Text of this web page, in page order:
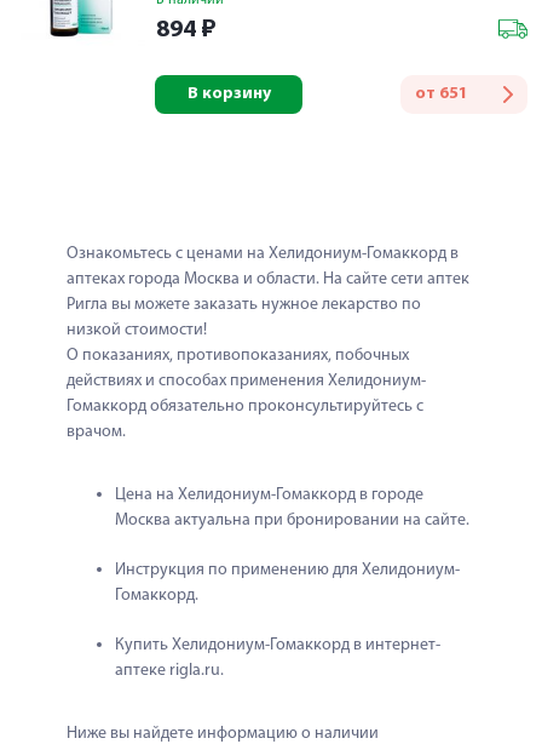
894 ₽
от 651
В корзину
Ознакомьтесь с ценами на Хелидониум-Гомаккорд в
аптеках города Москва и области. На сайте сети аптек
Ригла вы можете заказать нужное лекарство по
низкой стоимости!
О показаниях, противопоказаниях, побочных
действиях и способах применения Хелидониум-
Гомаккорд обязательно проконсультируйтесь с
врачом.
Цена на Хелидониум-Гомаккорд в городе
Москва актуальна при бронировании на сайте.
Инструкция по применению для Хелидониум-
Гомаккорд.
Купить Хелидониум-Гомаккорд в интернет-
аптеке rigla.ru.
Ниже вы найдете информацию о наличии